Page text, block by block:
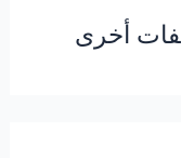
أخرى